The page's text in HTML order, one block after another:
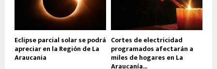
Eclipse parcial solar se podrá
apreciar en la Región de La
Araucania
Cortes de electricidad
programados afectarán a
miles de hogares en La
Araucanía...